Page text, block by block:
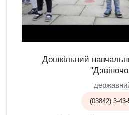
Дошкільний
(03842) 3-